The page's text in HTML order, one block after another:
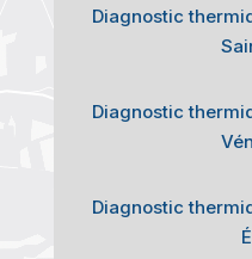
Diagnostic
Diagnostic
Diagnostic